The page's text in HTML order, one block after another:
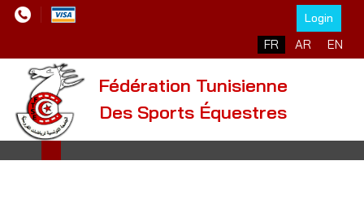
Login
Sélectionnez votre
FR AR EN
Fédération Tunisienne
Des Sports Équestres